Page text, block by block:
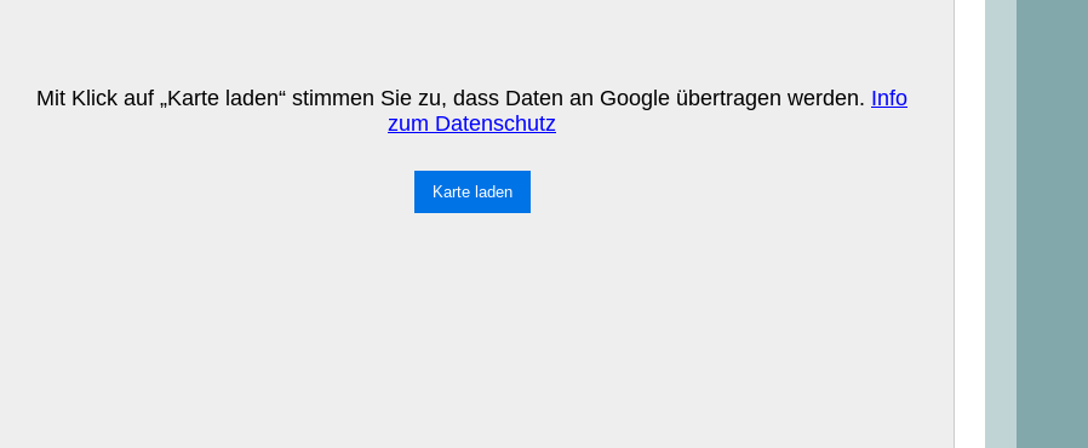
Mit Klick auf „Karte laden“ stimmen Sie zu, dass Daten an Google übertragen werden. Info
zum Datenschutz
Karte laden